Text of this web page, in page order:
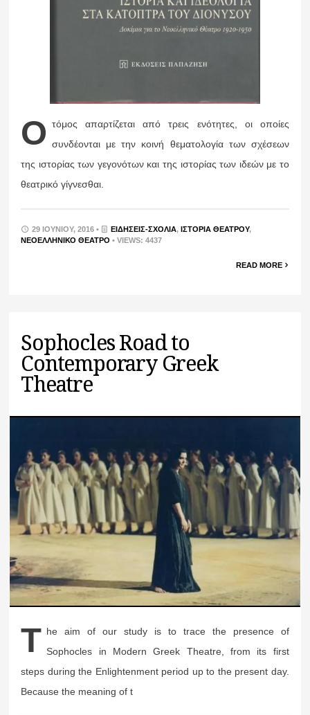
Ο τόμος απαρτίζεται από τρεις ενότητες, οι οποίες
συνδέονται με την κοινή θεματολογία των σχέσεων
της ιστορίας των γεγονότων και της ιστορίας των ιδεών με το
θεατρικό γίγνεσθαι.
29 ΙΟΥΝΊΟΥ, 2016 • ΕΙΔΉΣΕΙΣ-ΣΧΟΛΙΑ,ΙΣΤΟΡΊΑ ΘΕΆΤΡΟΥ,
ΝΕΟΕΛΛΗΝΙΚΌ ΘΈΑΤΡΟ • VIEWS: 4437
READ MORE
Sophocles Road to
Contemporary Greek
Theatre
T he aim of our study is to trace the presence of
Sophocles in Modern Greek Theatre, from its first
steps during the Enlightenment period up to the present day.
Because the meaning of t